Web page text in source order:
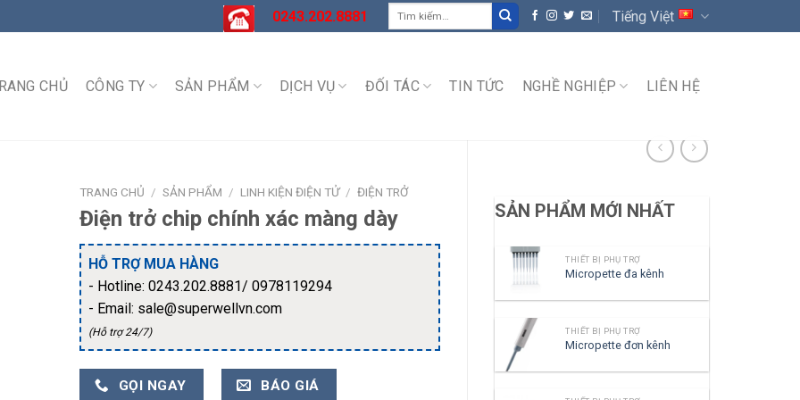
0243.202.8881
Tìm
Tiếng Việt
CHỦ CÔNG TY SẢN PHẨM DỊCH VỤ ĐỐI TÁC TIN TỨC NGHỀ NGHIỆP LIÊN HỆ
SẢN PHẨM MỚI NHẤT
THIẾT BỊ PHỤ TRỢ
Micropette đa kênh
THIẾT BỊ PHỤ TRỢ
Micropette đơn kênh
TRANG CHỦ / SẢN PHẨM / LINH KIỆN ĐIỆN TỬ / ĐIỆN TRỞ
Điện trở chip chính xác màng dày
HỖ TRỢ MUA HÀNG
- Hotline: 0243.202.8881/ 0978119294
- Email: sale@superwellvn.com
(Hỗ trợ 24/7)
GỌI NGAY BÁO GIÁ